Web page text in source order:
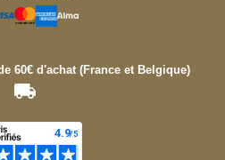
60€ d'achat (France et Belgique)